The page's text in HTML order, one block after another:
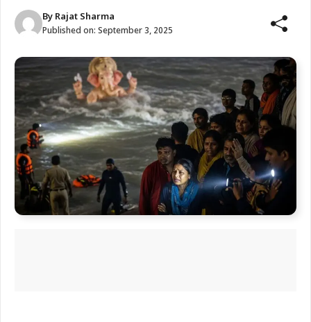
By Rajat Sharma
Published on: September 3, 2025